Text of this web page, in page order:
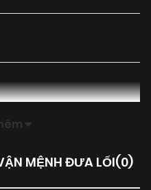
MỆNH ĐƯA LỐI(0)